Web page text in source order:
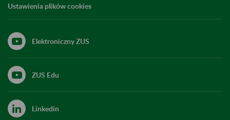
Ustawienia plików cookies
Elektroniczny ZUS
ZUS Edu
Linkedin